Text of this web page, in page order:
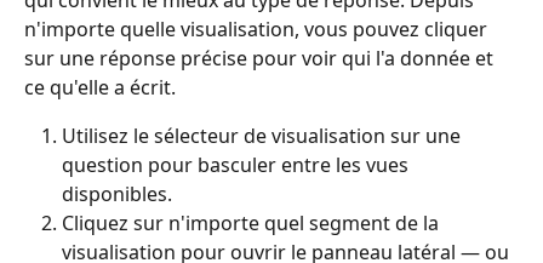
n'importe quelle visualisation, vous pouvez cliquer
sur une réponse précise pour voir qui l'a donnée et
ce qu'elle a écrit.
Utilisez le sélecteur de visualisation sur une
question pour basculer entre les vues
disponibles.
Cliquez sur n'importe quel segment de la
visualisation pour ouvrir le panneau latéral — ou